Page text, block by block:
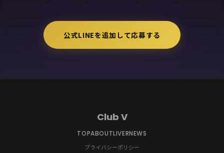
公式LINEを追加して応募する
Club V
TOPABOUTLIVERNEWS
プライバシーポリシー